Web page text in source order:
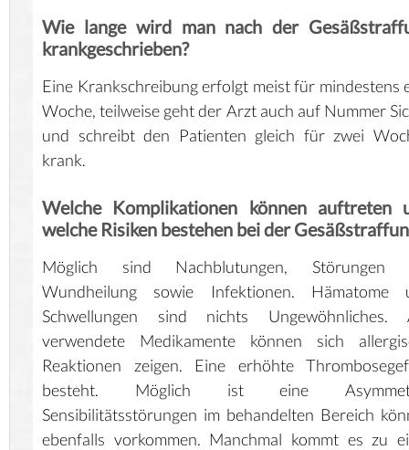
Wie lange wird man nach der
krankgeschrieben?
Eine Krankschreibung erfolgt meist für mindestens
Woche, teilweise geht der Arzt auch auf Nummer
und schreibt den Patienten gleich für zwei
krank.
Welche Komplikationen können auftreten
welche Risiken bestehen bei der
Möglich sind Nachblutungen, Störungen
Wundheilung sowie Infektionen. Hämatome
Schwellungen sind nichts Ungewöhnliches.
verwendete Medikamente können sich
Reaktionen zeigen. Eine erhöhte
besteht. Möglich ist eine
Sensibilitätsstörungen im behandelten Bereich
ebenfalls vorkommen. Manchmal kommt es zu